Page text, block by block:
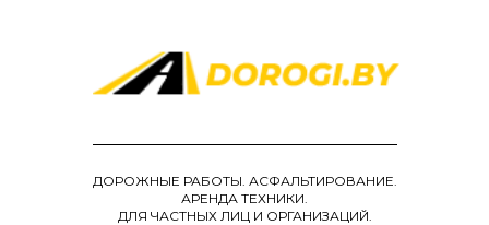
ДОРОЖНЫЕ РАБОТЫ. АСФАЛЬТИРОВАНИЕ.
АРЕНДА ТЕХНИКИ.
ДЛЯ ЧАСТНЫХ ЛИЦ И ОРГАНИЗАЦИЙ.